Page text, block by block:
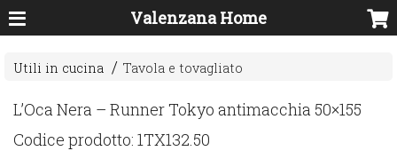
Valenzana Home
Utili in cucina Tavola e tovagliato
L’Oca Nera – Runner Tokyo antimacchia 50×155
Codice prodotto:1TX132.50